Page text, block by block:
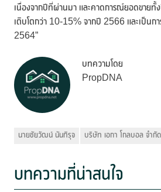
เนื่องจากปีที่ผ่านมา และคาดการณ์ยอดขาย
เติบโตกว่า 10-15% จากปี 2566 และเป็นกา
2564”
บทความโดย
PropDNA
นายชัยวัฒน์ นันทิรุจ บริษัท เอกา โกลบอล จำ
บทความที่น่าสนใจ